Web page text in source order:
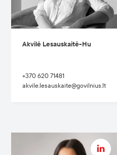
Akvilė Lesauskaitė-Hu
+370 620 71481
akvile.lesauskaite@govilnius.lt